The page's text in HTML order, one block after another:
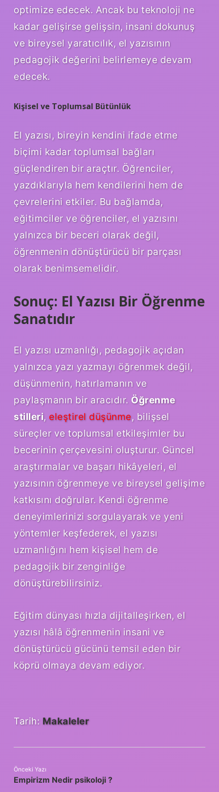
optimize edecek. Ancak bu teknoloji ne
kadar gelişirse gelişsin, insani dokunuş
ve bireysel yaratıcılık, el yazısının
pedagojik değerini belirlemeye devam
edecek.
Kişisel ve Toplumsal Bütünlük
El yazısı, bireyin kendini ifade etme
biçimi kadar toplumsal bağları
güçlendiren bir araçtır. Öğrenciler,
yazdıklarıyla hem kendilerini hem de
çevrelerini etkiler. Bu bağlamda,
eğitimciler ve öğrenciler, el yazısını
yalnızca bir beceri olarak değil,
öğrenmenin dönüştürücü bir parçası
olarak benimsemelidir.
Sonuç: El Yazısı Bir Öğrenme
Sanatıdır
El yazısı uzmanlığı, pedagojik açıdan
yalnızca yazı yazmayı öğrenmek değil,
düşünmenin, hatırlamanın ve
paylaşmanın bir aracıdır. Öğrenme
stilleri, eleştirel düşünme, bilişsel
süreçler ve toplumsal etkileşimler bu
becerinin çerçevesini oluşturur. Güncel
araştırmalar ve başarı hikâyeleri, el
yazısının öğrenmeye ve bireysel gelişime
katkısını doğrular. Kendi öğrenme
deneyimlerinizi sorgulayarak ve yeni
yöntemler keşfederek, el yazısı
uzmanlığını hem kişisel hem de
pedagojik bir zenginliğe
dönüştürebilirsiniz.
Eğitim dünyası hızla dijitalleşirken, el
yazısı hâlâ öğrenmenin insani ve
dönüştürücü gücünü temsil eden bir
köprü olmaya devam ediyor.
Tarih: Makaleler
Önceki Yazı
Empirizm Nedir psikoloji ?